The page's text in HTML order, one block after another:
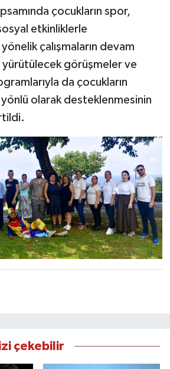
çocukların spor,
etkinliklerle
çalışmaların devam
görüşmeler ve
da çocukların
olarak desteklenmesinin
çekebilir